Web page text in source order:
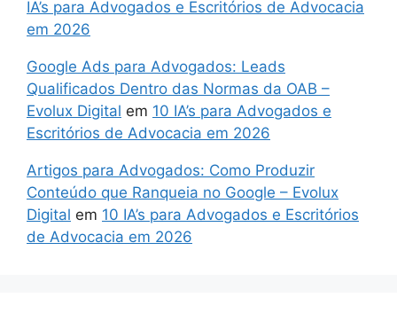
IA’s para Advogados e Escritórios de Advocacia
em 2026
Google Ads para Advogados: Leads
Qualificados Dentro das Normas da OAB –
Evolux Digital em 10 IA’s para Advogados e
Escritórios de Advocacia em 2026
Artigos para Advogados: Como Produzir
Conteúdo que Ranqueia no Google – Evolux
Digital em 10 IA’s para Advogados e Escritórios
de Advocacia em 2026